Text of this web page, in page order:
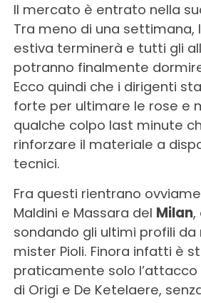
Il mercato è entrato nella
Tra meno di una settimana,
estiva terminerà e tutti gli
potranno finalmente
Ecco quindi che i dirigenti
forte per ultimare le rose e
qualche colpo last minute
rinforzare il materiale a
tecnici.
Fra questi rientrano
Maldini e Massara del Milan,
sondando gli ultimi profili da
mister Pioli. Finora infatti è
praticamente solo l’attacco
di Origi e De Ketelaere,